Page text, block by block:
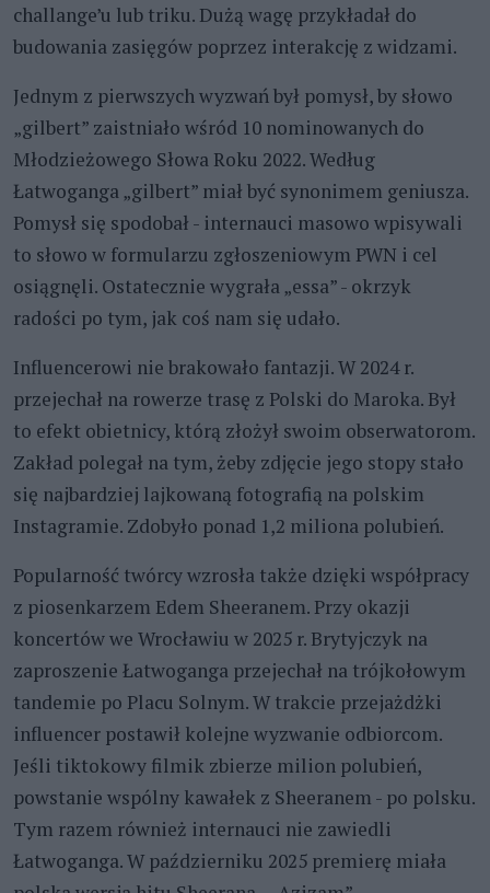
challange’u lub triku. Dużą wagę przykładał do
budowania zasięgów poprzez interakcję z widzami.
Jednym z pierwszych wyzwań był pomysł, by słowo
„gilbert” zaistniało wśród 10 nominowanych do
Młodzieżowego Słowa Roku 2022. Według
Łatwoganga „gilbert” miał być synonimem geniusza.
Pomysł się spodobał - internauci masowo wpisywali
to słowo w formularzu zgłoszeniowym PWN i cel
osiągnęli. Ostatecznie wygrała „essa” - okrzyk
radości po tym, jak coś nam się udało.
Influencerowi nie brakowało fantazji. W 2024 r.
przejechał na rowerze trasę z Polski do Maroka. Był
to efekt obietnicy, którą złożył swoim obserwatorom.
Zakład polegał na tym, żeby zdjęcie jego stopy stało
się najbardziej lajkowaną fotografią na polskim
Instagramie. Zdobyło ponad 1,2 miliona polubień.
Popularność twórcy wzrosła także dzięki współpracy
z piosenkarzem Edem Sheeranem. Przy okazji
koncertów we Wrocławiu w 2025 r. Brytyjczyk na
zaproszenie Łatwoganga przejechał na trójkołowym
tandemie po Placu Solnym. W trakcie przejażdżki
influencer postawił kolejne wyzwanie odbiorcom.
Jeśli tiktokowy filmik zbierze milion polubień,
powstanie wspólny kawałek z Sheeranem - po polsku.
Tym razem również internauci nie zawiedli
Łatwoganga. W październiku 2025 premierę miała